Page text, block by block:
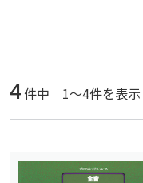
4件中 1～4件を表示